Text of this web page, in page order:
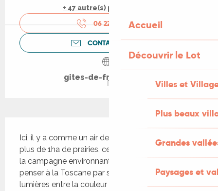
Accueil
Découvrir le Lot
Villes et
Plus beaux
Grandes
Paysages et
+ 47 autre(s) prestation(s)
06 22 76 84▒▒
CONTACTEZ-NOUS
gites-de-france-lot.fr
Ici, il y a comme un air de Toscane ! Implantée sur
plus de 1ha de prairies, cette propriété qui domine
la campagne environnante fait effectivement
penser à la Toscane par ses cyprès, ses jeux de
lumières entre la couleur de la pierre et le bleu de